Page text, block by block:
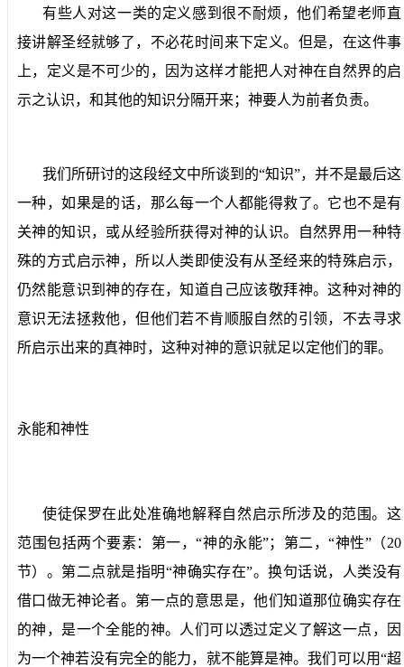
有些人对这一类的定义感到很不耐烦，他们希望老师直
接讲解圣经就够了，不必花时间来下定义。但是，在这件事
上，定义是不可少的，因为这样才能把人对神在自然界的启
示之认识，和其他的知识分隔开来；神要人为前者负责。
我们所研讨的这段经文中所谈到的“知识”，并不是最后这
一种，如果是的话，那么每一个人都能得救了。它也不是有
关神的知识，或从经验所获得对神的认识。自然界用一种特
殊的方式启示神，所以人类即使没有从圣经来的特殊启示，
仍然能意识到神的存在，知道自己应该敬拜神。这种对神的
意识无法拯救他，但他们若不肯顺服自然的引领，不去寻求
所启示出来的真神时，这种对神的意识就足以定他们的罪。
永能和神性
使徒保罗在此处准确地解释自然启示所涉及的范围。这
范围包括两个要素：第一，“神的永能”；第二，“神性”（20
节）。第二点就是指明“神确实存在”。换句话说，人类没有
借口做无神论者。第一点的意思是，他们知道那位确实存在
的神，是一个全能的神。人们可以透过定义了解这一点，因
为一个神若没有完全的能力，就不能算是神。我们可以用“超